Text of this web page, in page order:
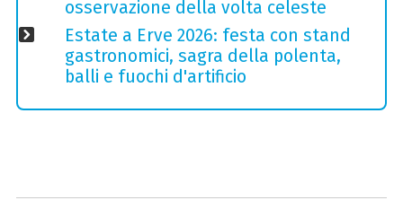
osservazione della volta celeste
Estate a Erve 2026: festa con stand
gastronomici, sagra della polenta,
balli e fuochi d'artificio